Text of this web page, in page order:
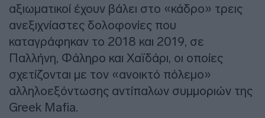
αξιωματικοί έχουν βάλει στο «κάδρο» τρεις
ανεξιχνίαστες δολοφονίες που
καταγράφηκαν το 2018 και 2019, σε
Παλλήνη, Φάληρο και Χαϊδάρι, οι οποίες
σχετίζονται με τον «ανοικτό πόλεμο»
αλληλοεξόντωσης αντίπαλων συμμοριών της
Greek Mafia.